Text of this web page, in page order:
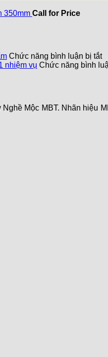
350mm Call for Price
Chức năng bình luận bị tắtở
nhiệm vụ Chức năng bình
Mộc MBT. Nhãn hiệu